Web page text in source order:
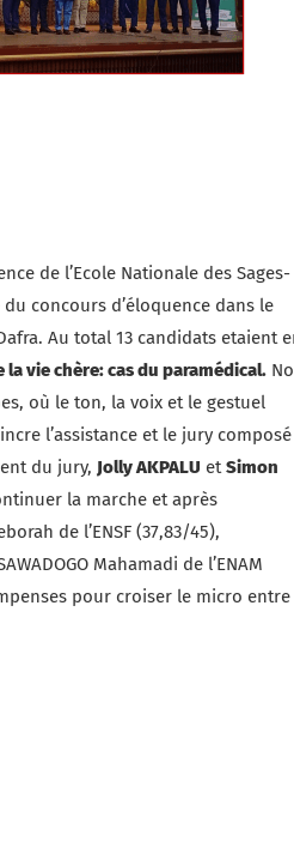
de l’Ecole Nationale des Sages-
concours d’éloquence dans le
Au total 13 candidats etaient
la vie chère: cas du paramédical.
où le ton, la voix et le gestuel
l’assistance et le jury
du jury, Jolly AKPALU etSimon
la marche et après
de l’ENSF (37,83/45),
Mahamadi de l’ENAM
pour croiser le micro entre